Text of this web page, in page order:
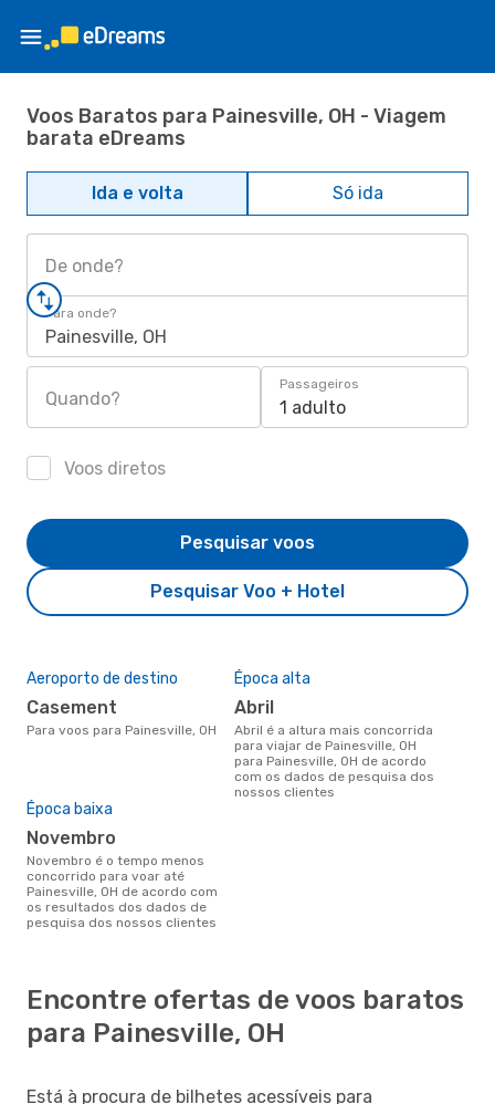
Voos Baratos para Painesville, OH - Viagem
barata eDreams
Ida e volta Só ida
De onde?
Para onde?
Painesville, OH
Quando?
Passageiros
1 adulto
Voos diretos
Pesquisar Voo + Hotel
Pesquisar voos
Aeroporto de destino
Casement
Para voos para Painesville, OH
Época alta
abril
abril é a altura mais concorrida
para viajar de Painesville, OH
para Painesville, OH de acordo
com os dados de pesquisa dos
nossos clientes
Época baixa
novembro
novembro é o tempo menos
concorrido para voar até
Painesville, OH de acordo com
os resultados dos dados de
pesquisa dos nossos clientes
Encontre ofertas de voos baratos
para Painesville, OH
Está à procura de bilhetes acessíveis para